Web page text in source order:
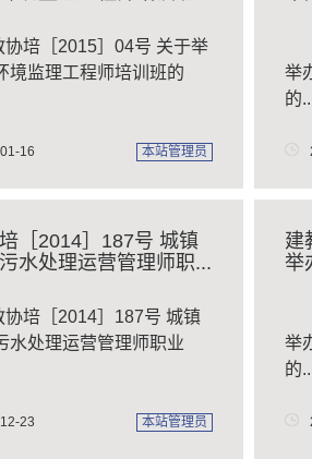
协培［2015］04号 关于举
境监理工程师培训班的
16 本站管理员
举
的
［2014］187号 城镇
水处理运营管理师职...
协培［2014］187号 城镇
水处理运营管理师职业
23 本站管理员
建
举
举
的